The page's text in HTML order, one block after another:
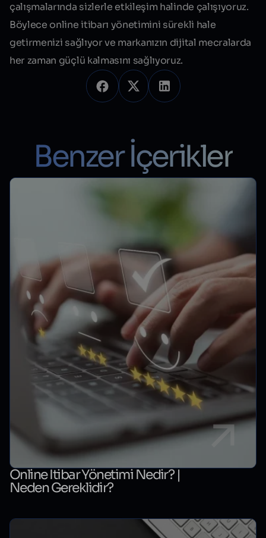
çalışmalarında sizlerle etkileşim halinde çalışıyoruz.
Böylece online itibarı yönetimini sürekli hale
getirmenizi sağlıyor ve markanızın dijital mecralarda
her zaman güçlü kalmasını sağlıyoruz.
Benzer İçerikler
Online İtibar Yönetimi Nedir? |
Neden Gereklidir?